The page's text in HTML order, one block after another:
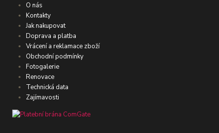
O nás
Kontakty
Jak nakupovat
Doprava a platba
Vrácení a reklamace zboží
Obchodní podmínky
Fotogalerie
Renovace
Technická data
Zajímavosti